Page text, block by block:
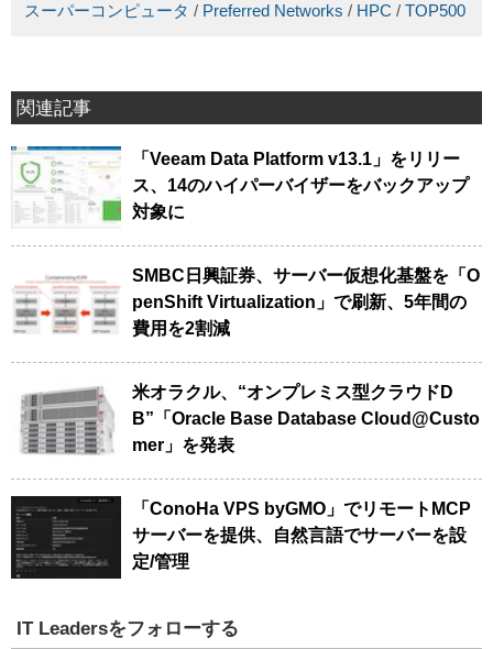
スーパーコンピュータ / Preferred Networks / HPC / TOP500
関連記事
「Veeam Data Platform v13.1」をリリー
ス、14のハイパーバイザーをバックアップ
対象に
SMBC日興証券、サーバー仮想化基盤を「O
penShift Virtualization」で刷新、5年間の
費用を2割減
米オラクル、“オンプレミス型クラウドD
B”「Oracle Base Database Cloud@Custo
mer」を発表
「ConoHa VPS byGMO」でリモートMCP
サーバーを提供、自然言語でサーバーを設
定/管理
IT Leadersをフォローする